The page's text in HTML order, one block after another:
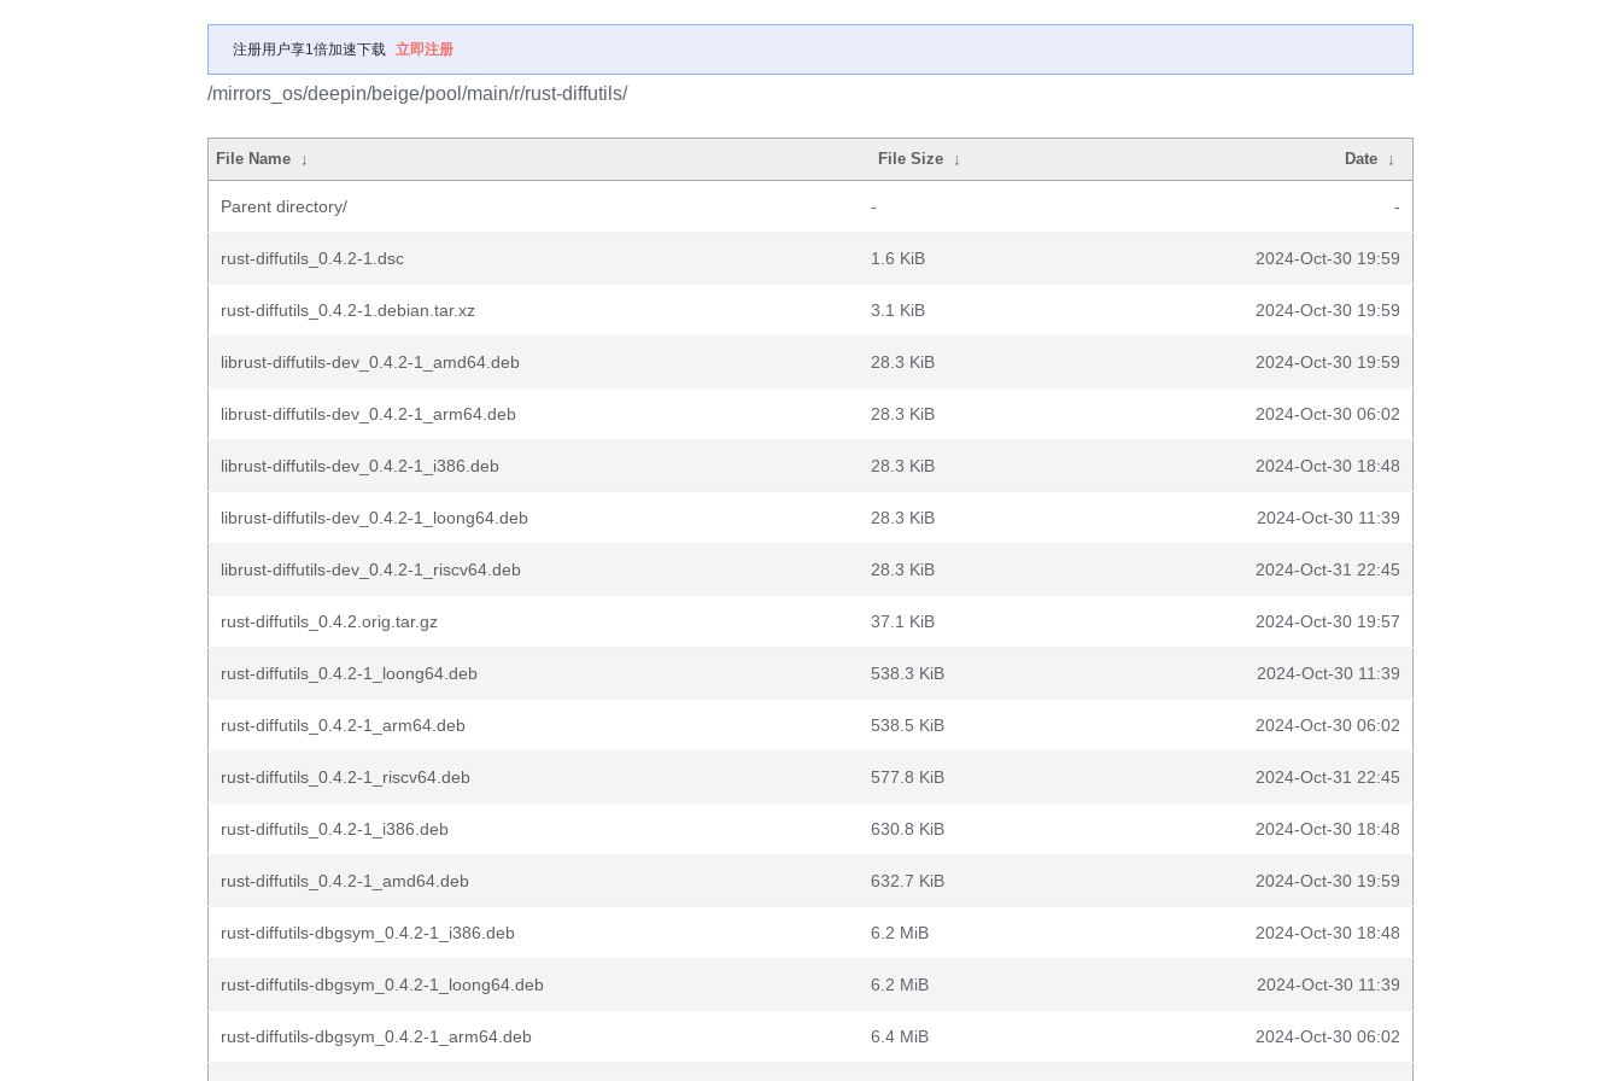
注册用户享1倍加速下载 立即注册
/mirrors_os/deepin/beige/pool/main/r/rust-diffutils/
File Name ↓ File Size ↓ Date ↓
Parent directory/ - -
rust-diffutils_0.4.2-1.dsc 1.6 KiB 2024-Oct-30 19:59
rust-diffutils_0.4.2-1.debian.tar.xz 3.1 KiB 2024-Oct-30 19:59
librust-diffutils-dev_0.4.2-1_amd64.deb 28.3 KiB 2024-Oct-30 19:59
librust-diffutils-dev_0.4.2-1_arm64.deb 28.3 KiB 2024-Oct-30 06:02
librust-diffutils-dev_0.4.2-1_i386.deb 28.3 KiB 2024-Oct-30 18:48
librust-diffutils-dev_0.4.2-1_loong64.deb 28.3 KiB 2024-Oct-30 11:39
librust-diffutils-dev_0.4.2-1_riscv64.deb 28.3 KiB 2024-Oct-31 22:45
rust-diffutils_0.4.2.orig.tar.gz 37.1 KiB 2024-Oct-30 19:57
rust-diffutils_0.4.2-1_loong64.deb 538.3 KiB 2024-Oct-30 11:39
rust-diffutils_0.4.2-1_arm64.deb 538.5 KiB 2024-Oct-30 06:02
rust-diffutils_0.4.2-1_riscv64.deb 577.8 KiB 2024-Oct-31 22:45
rust-diffutils_0.4.2-1_i386.deb 630.8 KiB 2024-Oct-30 18:48
rust-diffutils_0.4.2-1_amd64.deb 632.7 KiB 2024-Oct-30 19:59
rust-diffutils-dbgsym_0.4.2-1_i386.deb 6.2 MiB 2024-Oct-30 18:48
rust-diffutils-dbgsym_0.4.2-1_loong64.deb 6.2 MiB 2024-Oct-30 11:39
rust-diffutils-dbgsym_0.4.2-1_arm64.deb 6.4 MiB 2024-Oct-30 06:02